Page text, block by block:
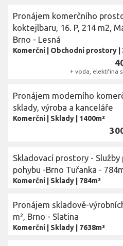
Pronájem komerčního
koktejlbaru, 16. P, 214 m2,
Brno - Lesná
Komerční Obchodní prostory
+ voda, elektřina
Pronájem moderního
sklady, výroba a kanceláře
Komerční Sklady 1400m²
Skladovací prostory -
pohybu -Brno Tuřanka -
Komerční Sklady 784m²
Pronájem skladově-
m², Brno - Slatina
Komerční Sklady 7638m²